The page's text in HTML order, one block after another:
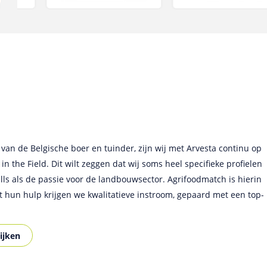
de Belgische boer en tuinder, zijn wij met Arvesta continu op
the Field. Dit wilt zeggen dat wij soms heel specifieke profielen
als de passie voor de landbouwsector. Agrifoodmatch is hierin
hulp krijgen we kwalitatieve instroom, gepaard met een top-
regelmatig gebruik van AgriFoodMatch om de juiste kandidaat
op deze jobsite in combinatie met onze eigen ´direct
combinatie. Door op AgriFoodMatch aanwezig te zijn,
te vinden. In België is AgriFoodMatch de marktleider en voor
echte gespecialiseerde vacaturesite voor hoger opgeleiden in de
is altijd goed. Ik vind het leuk dat ik alleen een e-
job kan plaatsen. Ik zou zeggen dat alles goed verloopt. Wij zijn